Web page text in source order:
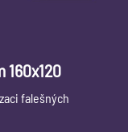
falešných